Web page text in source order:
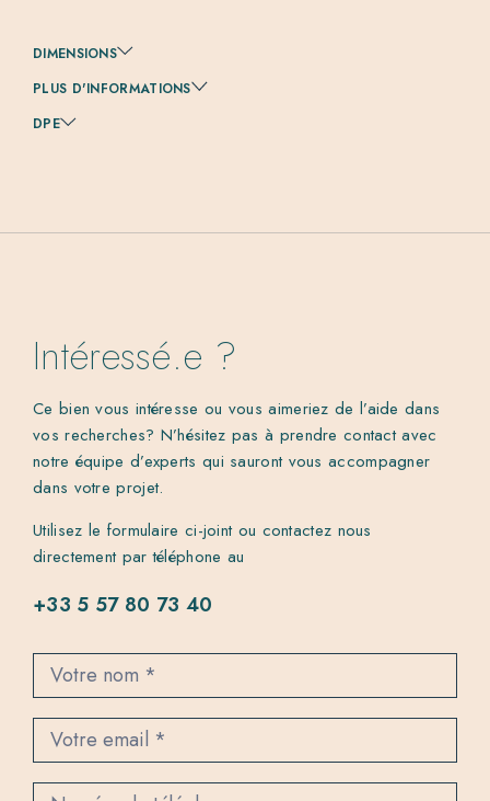
DIMENSIONS
PLUS D'INFORMATIONS
DPE
Intéressé.e ?
Ce bien vous intéresse ou vous aimeriez de l’aide dans
vos recherches? N’hésitez pas à prendre contact avec
notre équipe d’experts qui sauront vous accompagner
dans votre projet.
Utilisez le formulaire ci-joint ou contactez nous
directement par téléphone au
+33 5 57 80 73 40
C
n
t
t